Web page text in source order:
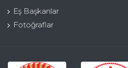
Eş Başkanlar
Fotoğraflar